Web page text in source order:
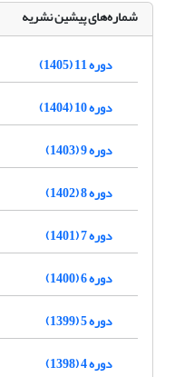
شماره‌های پیشین نشریه
دوره 11 (1405)
دوره 10 (1404)
دوره 9 (1403)
دوره 8 (1402)
دوره 7 (1401)
دوره 6 (1400)
دوره 5 (1399)
دوره 4 (1398)